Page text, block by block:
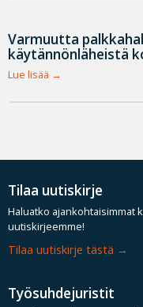
Varmuutta
käytännönläheistä
Lue lisää
Tilaa uutiskirje
Haluatko ajankohtaisimmat
uutiskirjeemme!
Tilaa uutiskirje tästä
Työsuhdejuristit